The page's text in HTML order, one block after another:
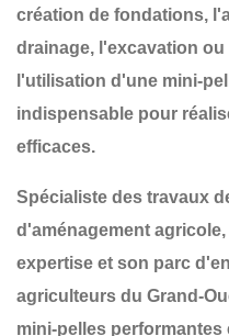
création de fondations,
drainage, l'excavation
l'utilisation d'une mini-
indispensable pour
efficaces.
Spécialiste des travaux
d'aménagement agricole,
expertise et son parc
agriculteurs du Grand-
mini-pelles